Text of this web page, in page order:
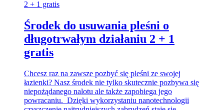
Środek do usuwania pleśni o
długotrwałym działaniu 2 + 1
gratis
Chcesz raz na zawsze pozbyć się pleśni ze swojej
łazienki? Nasz środek nie tylko skutecznie pozbywa się
niepożądanego nalotu ale także zapobiega jego
powracaniu. Dzięki wykorzystaniu nanotechnologii